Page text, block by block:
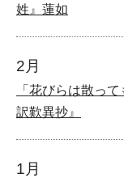
姓』蓮如
2月
「花びらは散っ
訳歎異抄』
1月